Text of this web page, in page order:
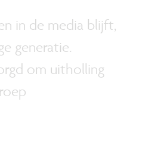
in de media blijft,
generatie.
om uitholling